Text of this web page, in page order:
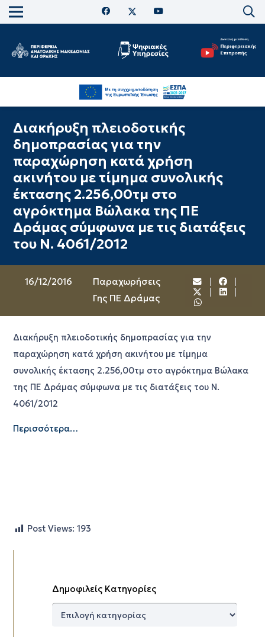
Διακήρυξη πλειοδοτικής
δημοπρασίας για την
παραχώρηση κατά χρήση
ακινήτου με τίμημα συνολικής
έκτασης 2.256,00τμ στο
αγρόκτημα Βώλακα της ΠΕ
Δράμας σύμφωνα με τις διατάξεις
του Ν. 4061/2012
16/12/2016
Παραχωρήσεις
Γης ΠΕ Δράμας
Διακήρυξη πλειοδοτικής δημοπρασίας για την
παραχώρηση κατά χρήση ακινήτου με τίμημα
συνολικής έκτασης 2.256,00τμ στο αγρόκτημα Βώλακα
της ΠΕ Δράμας σύμφωνα με τις διατάξεις του Ν.
4061/2012
Περισσότερα…
Post Views: 193
Δημοφιλείς Κατηγορίες
Δημοφιλείς